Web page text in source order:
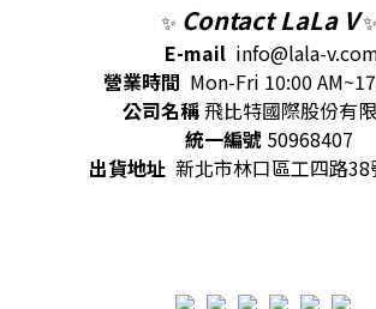
✨ Contact LaLa V✨
E-mail info@lala-
營業時間 Mon-Fri 10:00
公司名稱飛比特國際股份有
統一編號 50968407
出貨地址 新北市林口區工四路38